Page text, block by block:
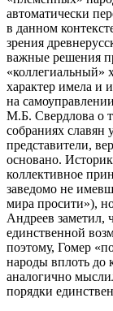
автоматически
в данном
зрения
важные решения
«коллегиальный»
характер имела и
на
М.Б. Свердлова о
собраниях славян
представители,
основано.
коллективное
заведомо не
мира просити»),
Андреев заметил,
единственной
поэтому, Гомер
народы вплоть до
аналогично
порядки